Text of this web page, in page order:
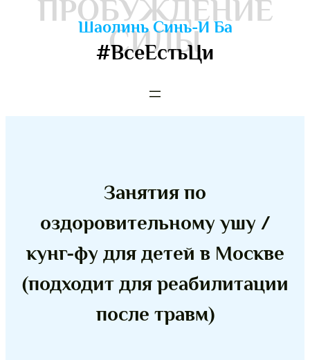
Шаолинь Синь-И Ба
ПРОБУЖДЕНИЕ
СИЛЫ
#ВсеЕстьЦи
Занятия по
оздоровительному ушу /
кунг-фу для детей в Москве
(подходит для реабилитации
после травм)